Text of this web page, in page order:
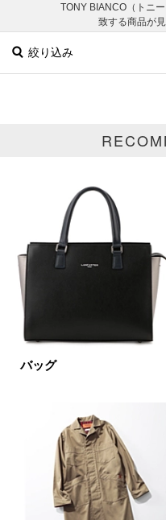
TONY BIANCO（トニ
致する商品が
絞り込み
サイズ
掲載雑誌
価格
表示オプション
すべて
SALE商品
バッグ